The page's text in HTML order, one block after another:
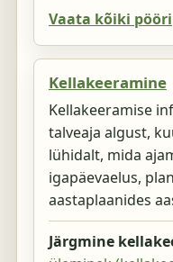
Vaata kõiki
Kellakeeramine
Kellakeeramise
talveaja algust,
lühidalt, mida
igapäevaelus,
aastaplaanides
Järgmine